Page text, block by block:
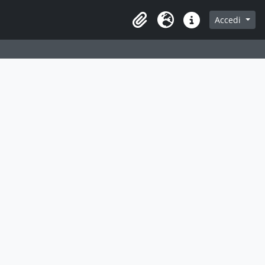
Area di lavoro
Lingua Collegamenti veloci
Accedi